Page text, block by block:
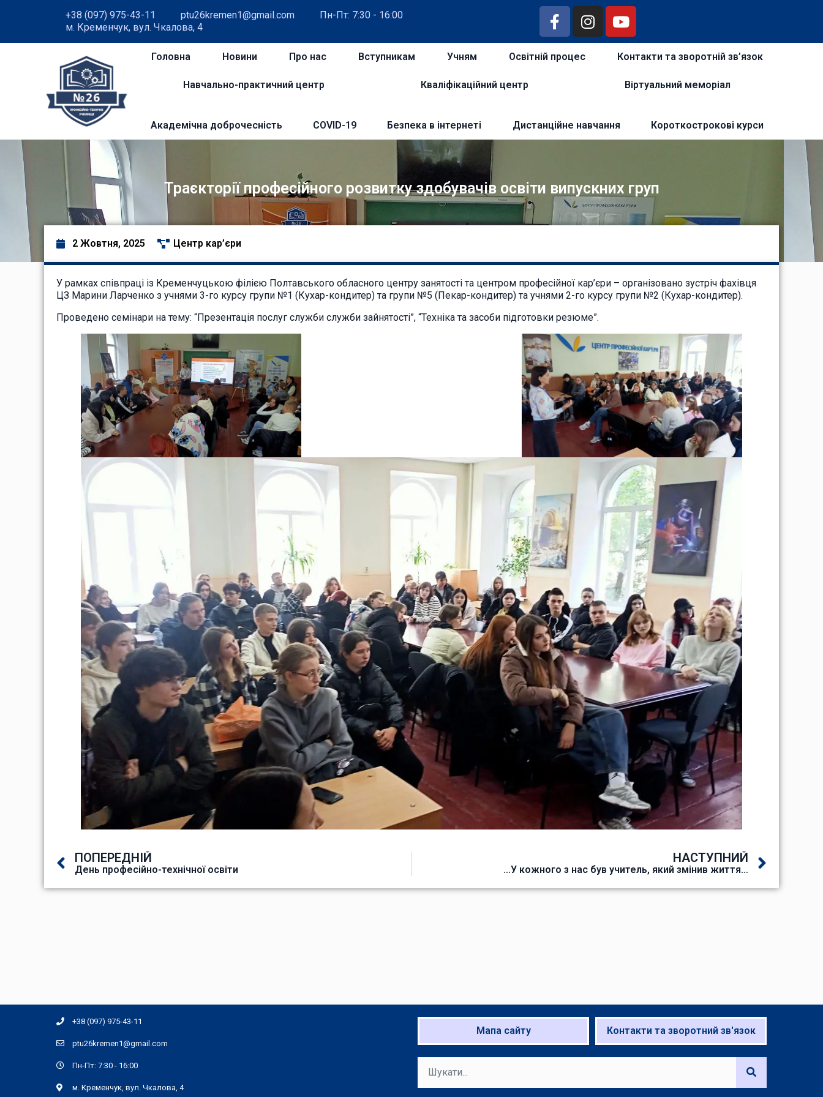
+38 (097) 975-43-11 ptu26kremen1@gmail.com
Пн-Пт: 7:30 - 16:00
м. Кременчук, вул. Чкалова, 4
Головна Новини Про нас Вступникам Учням Освітній процес Контакти та зворотній зв’язок
Навчально-практичний центр Кваліфікаційний центр Віртуальний меморіал
Академічна доброчесність COVID-19 Безпека в інтернеті Дистанційне навчання Короткострокові курси
Траєкторії професійного розвитку здобувачів освіти випускних груп
2 Жовтня, 2025 Центр кар’єри
У рамках співпраці із Кременчуцькою філією Полтавського обласного центру занятості та центром професійної кар’єри – організовано зустріч фахівця
ЦЗ Марини Ларченко з учнями 3-го курсу групи №1 (Кухар-кондитер) та групи №5 (Пекар-кондитер) та учнями 2-го курсу групи №2 (Кухар-кондитер).
Проведено семінари на тему: “Презентація послуг служби служби зайнятості”, “Техніка та засоби підготовки резюме”.
ПОПЕРЕДНІЙ
День професійно-технічної освіти
НАСТУПНИЙ
…У кожного з нас був учитель, який змінив життя…
+38 (097) 975-43-11
ptu26kremen1@gmail.com
Пн-Пт: 7:30 - 16:00
м. Кременчук, вул. Чкалова, 4
Мапа сайту Контакти та зворотний зв'язок